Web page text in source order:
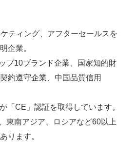
ティング、アフターセールスを
企業。
プ10ブランド企業、国家知的財
約遵守企業、中国品質信用
「CE」認証を取得しています。
東南アジア、ロシアなど60以上
ります。